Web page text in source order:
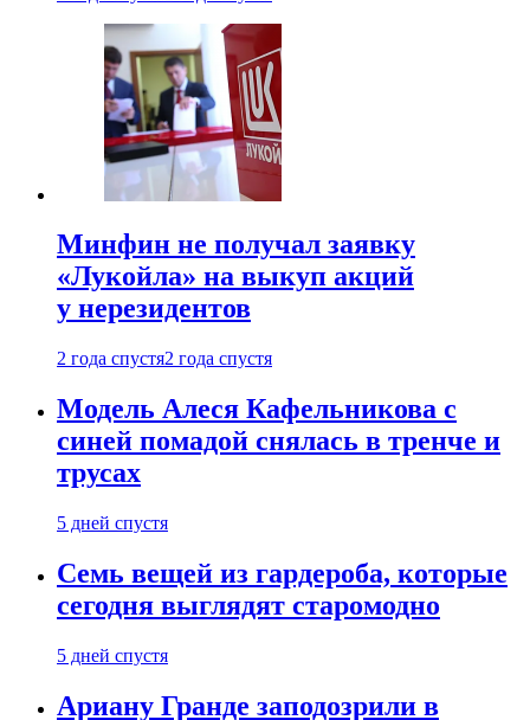
Минфин не получал заявку
«Лукойла» на выкуп акций
у нерезидентов
2 года спустя2 года спустя
Модель Алеся Кафельникова с
синей помадой снялась в тренче и
трусах
5 дней спустя
Семь вещей из гардероба, которые
сегодня выглядят старомодно
5 дней спустя
Ариану Гранде заподозрили в